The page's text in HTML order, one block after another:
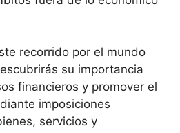
recorrido por el mundo
su importancia
financieros y promover el
imposiciones
servicios y